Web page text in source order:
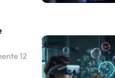
12